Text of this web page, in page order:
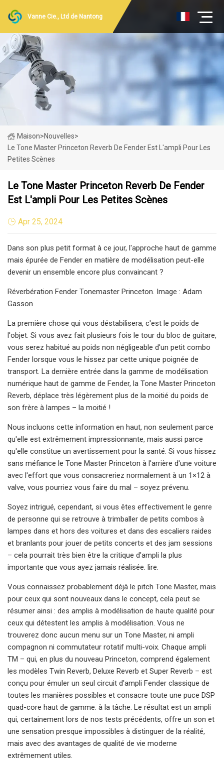
Vanne Cie., Ltd de Nantong
Maison>Nouvelles>
Le Tone Master Princeton Reverb De Fender Est L'ampli Pour Les
Petites Scènes
Le Tone Master Princeton Reverb De Fender
Est L'ampli Pour Les Petites Scènes
Apr 25, 2024
Dans son plus petit format à ce jour, l'approche haut de gamme
mais épurée de Fender en matière de modélisation peut-elle
devenir un ensemble encore plus convaincant ?
Réverbération Fender Tonemaster Princeton. Image : Adam
Gasson
La première chose qui vous déstabilisera, c'est le poids de
l'objet. Si vous avez fait plusieurs fois le tour du bloc de guitare,
vous serez habitué au poids non négligeable d'un petit combo
Fender lorsque vous le hissez par cette unique poignée de
transport. La dernière entrée dans la gamme de modélisation
numérique haut de gamme de Fender, la Tone Master Princeton
Reverb, déplace très légèrement plus de la moitié du poids de
son frère à lampes – la moitié !
Nous incluons cette information en haut, non seulement parce
qu'elle est extrêmement impressionnante, mais aussi parce
qu'elle constitue un avertissement pour la santé. Si vous hissez
sans méfiance le Tone Master Princeton à l'arrière d'une voiture
avec l'effort que vous consacreriez normalement à un 1×12 à
valve, vous pourriez vous faire du mal – soyez prévenu.
Soyez intrigué, cependant, si vous êtes effectivement le genre
de personne qui se retrouve à trimballer de petits combos à
lampes dans et hors des voitures et dans des escaliers raides
et branlants pour jouer de petits concerts et des jam sessions
– cela pourrait très bien être la critique d'ampli la plus
importante que vous ayez jamais réalisée. lire.
Vous connaissez probablement déjà le pitch Tone Master, mais
pour ceux qui sont nouveaux dans le concept, cela peut se
résumer ainsi : des amplis à modélisation de haute qualité pour
ceux qui détestent les amplis à modélisation. Vous ne
trouverez donc aucun menu sur un Tone Master, ni ampli
compagnon ni commutateur rotatif multi-voix. Chaque ampli
TM – qui, en plus du nouveau Princeton, comprend également
les modèles Twin Reverb, Deluxe Reverb et Super Reverb – est
conçu pour émuler un seul circuit d'ampli Fender classique de
toutes les manières possibles et consacre toute une puce DSP
quad-core haut de gamme. à la tâche. Le résultat est un ampli
qui, certainement lors de nos tests précédents, offre un son et
une sensation presque impossibles à distinguer de la réalité,
mais avec des avantages de qualité de vie moderne
extrêmement utiles.